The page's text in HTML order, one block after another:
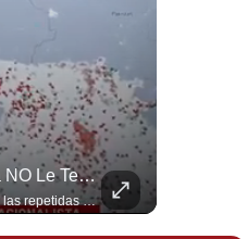
¿Por Qué Irán Ya NO Le Teme A Donald Trump? | #radar24
Según el entrevistado, las repetidas amenazas de Donald Trump y sus posteriores retrocesos habrían reducido su credibilidad ante Irán. Los nuevos sectores radicales iraníes interpretarían esta conducta como una señal de debilidad y considerarían que resistir durante meses frente a Estados Unidos ya representa una victoria. #DonaldTrump #Irán #EstadosUnidos #Geopolitica #NoticiasInternacionales #Shorts #MedioOriente 👉 Suscríbete y activa la campana para no perderte nuestro análisis diario. 🌎 Síguenos en nuestras redes sociales: 📌 Web oficial: https://gestion.pe/mundo/ 📌 LinkedIn: http://bit.ly/3HYIET0 📌 X (Twitter): http://bit.ly/4noZtX9 📌 TikTok: http://bit.ly/4evB6TO